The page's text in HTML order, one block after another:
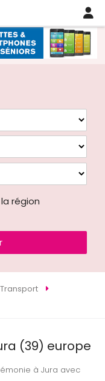
région
Transport
(39) europe
à Jura avec